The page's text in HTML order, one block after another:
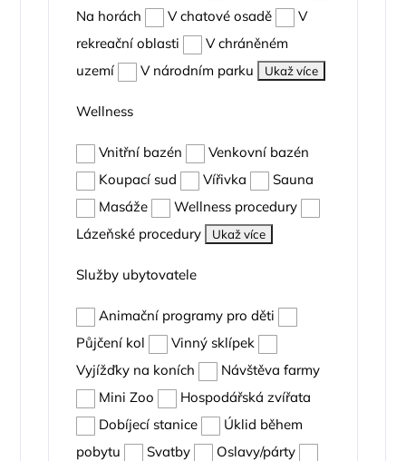
Na horách
V chatové osadě
V
rekreační oblasti
V chráněném
uzemí
V národním parku Ukaž více
Wellness
Vnitřní bazén
Venkovní bazén
Koupací sud
Vířivka
Sauna
Masáže
Wellness procedury
Lázeňské procedury
Ukaž více
Služby ubytovatele
Animační programy pro děti
Půjčení kol
Vinný sklípek
Vyjížďky na koních
Návštěva farmy
Mini Zoo
Hospodářská zvířata
Dobíjecí stanice
Úklid během
pobytu
Svatby
Oslavy/párty